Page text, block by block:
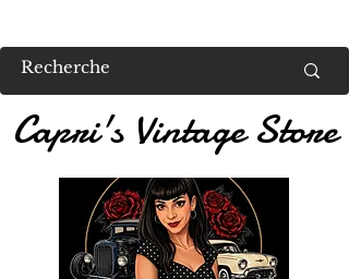
Capri's Vintage Store